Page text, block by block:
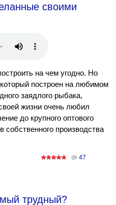
своими
на чем угодно. Но
построен на любимом
заядлого рыбака,
жизни очень любил
до крупного оптового
собственного производства
47
трудный?